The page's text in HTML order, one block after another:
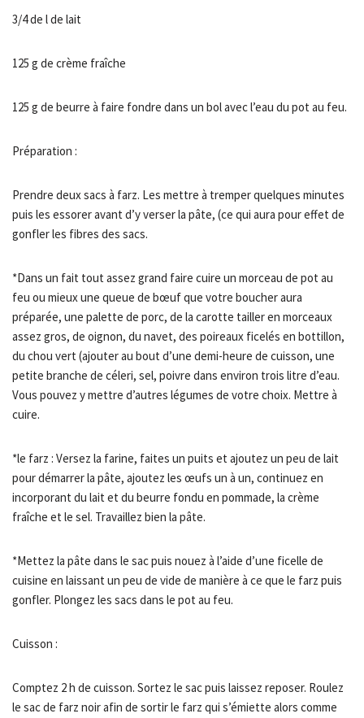
3/4 de l de lait
125 g de crème fraîche
125 g de beurre à faire fondre dans un bol avec l’eau du pot au feu.
Préparation :
Prendre deux sacs à farz. Les mettre à tremper quelques minutes
puis les essorer avant d’y verser la pâte, (ce qui aura pour effet de
gonfler les fibres des sacs.
*Dans un fait tout assez grand faire cuire un morceau de pot au
feu ou mieux une queue de bœuf que votre boucher aura
préparée, une palette de porc, de la carotte tailler en morceaux
assez gros, de oignon, du navet, des poireaux ficelés en bottillon,
du chou vert (ajouter au bout d’une demi-heure de cuisson, une
petite branche de céleri, sel, poivre dans environ trois litre d’eau.
Vous pouvez y mettre d’autres légumes de votre choix. Mettre à
cuire.
*le farz : Versez la farine, faites un puits et ajoutez un peu de lait
pour démarrer la pâte, ajoutez les œufs un à un, continuez en
incorporant du lait et du beurre fondu en pommade, la crème
fraîche et le sel. Travaillez bien la pâte.
*Mettez la pâte dans le sac puis nouez à l’aide d’une ficelle de
cuisine en laissant un peu de vide de manière à ce que le farz puis
gonfler. Plongez les sacs dans le pot au feu.
Cuisson :
Comptez 2 h de cuisson. Sortez le sac puis laissez reposer. Roulez
le sac de farz noir afin de sortir le farz qui s’émiette alors comme